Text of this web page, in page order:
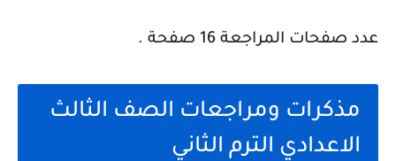
عدد صفحات المراجعة 16 صفحة .
مذكرات ومراجعات الصف الثالث
الاعدادي الترم الثاني